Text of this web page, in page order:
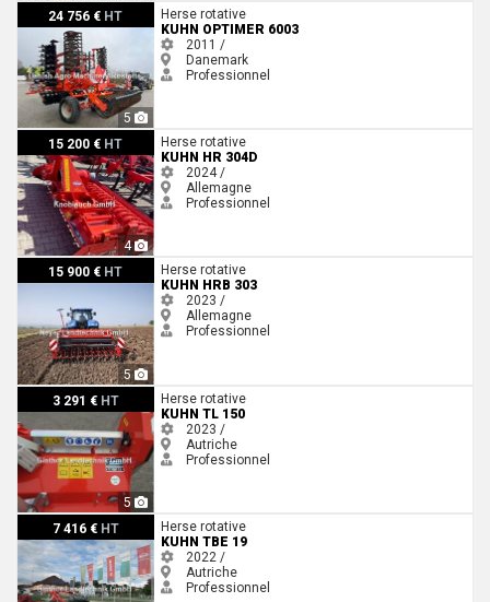
24 756 € HT
5
Kuhn Optimer 6003
Herse rotative
KUHN OPTIMER 6003
2011 /
Danemark
Professionnel
15 200 € HT
4
Kuhn HR 304D
Herse rotative
KUHN HR 304D
2024 /
Allemagne
Professionnel
15 900 € HT
5
Kuhn HRB 303
Herse rotative
KUHN HRB 303
2023 /
Allemagne
Professionnel
3 291 € HT
5
Kuhn TL 150
Herse rotative
KUHN TL 150
2023 /
Autriche
Professionnel
7 416 € HT
Kuhn TBE 19
Herse rotative
KUHN TBE 19
2022 /
Autriche
Professionnel